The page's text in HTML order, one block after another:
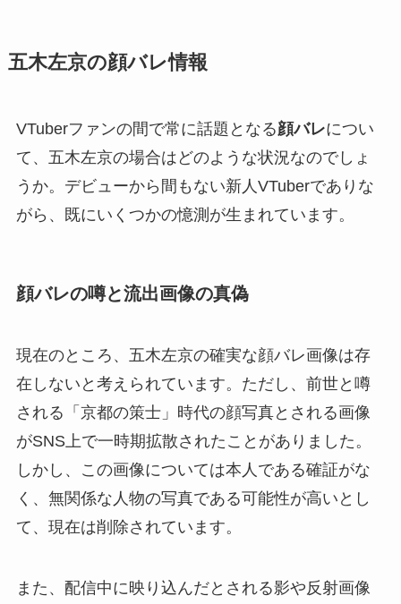
五木左京の顔バレ情報
VTuberファンの間で常に話題となる顔バレについ
て、五木左京の場合はどのような状況なのでしょ
うか。デビューから間もない新人VTuberでありな
がら、既にいくつかの憶測が生まれています。
顔バレの噂と流出画像の真偽
現在のところ、五木左京の確実な顔バレ画像は存
在しないと考えられています。ただし、前世と噂
される「京都の策士」時代の顔写真とされる画像
がSNS上で一時期拡散されたことがありました。
しかし、この画像については本人である確証がな
く、無関係な人物の写真である可能性が高いとし
て、現在は削除されています。
また、配信中に映り込んだとされる影や反射画像